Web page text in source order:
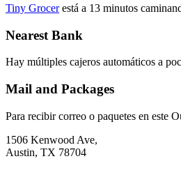
Tiny Grocerestá a 13 minutos
Nearest Bank
Hay múltiples cajeros automáticos a
Mail and Packages
Para recibir correo o paquetes en este
1506 Kenwood Ave,
Austin, TX 78704